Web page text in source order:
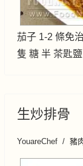
茄子 1-2 條免
隻 糖 半 茶匙
生炒排骨
YouareChef 豬